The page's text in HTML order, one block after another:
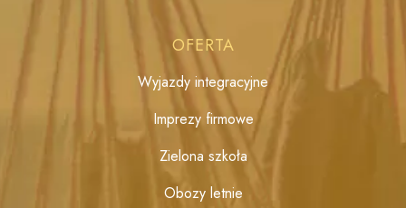
OFERTA
Wyjazdy integracyjne
Imprezy firmowe
Zielona szkoła
Obozy letnie